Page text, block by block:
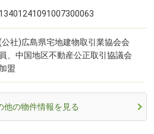
13401241091007300063
公社)広島県宅地建物取引業協会会
員、中国地区不動産公正取引協議会
加盟
他の物件情報を見る